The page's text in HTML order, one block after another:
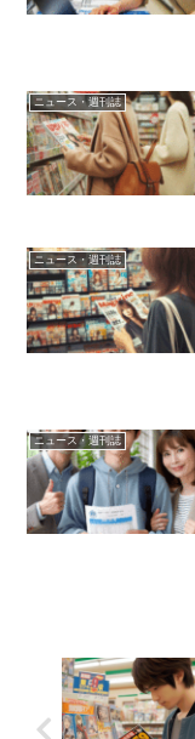
ニュース・週刊誌
ニュース・週刊誌
ニュース・週刊誌